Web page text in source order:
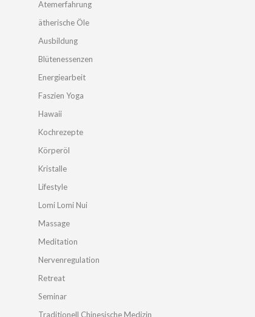
Atemerfahrung
ätherische Öle
Ausbildung
Blütenessenzen
Energiearbeit
Faszien Yoga
Hawaii
Kochrezepte
Körperöl
Kristalle
Lifestyle
Lomi Lomi Nui
Massage
Meditation
Nervenregulation
Retreat
Seminar
Traditionell Chinesische Medizin